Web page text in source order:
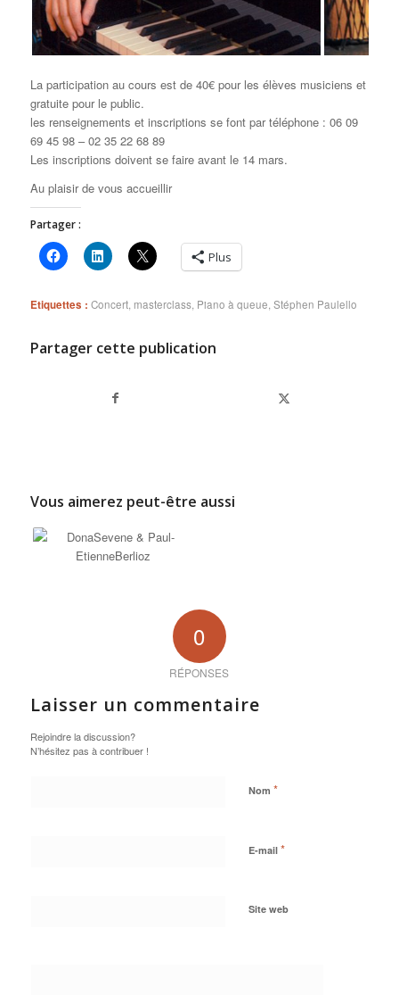
La participation au cours est de 40€ pour les élèves musiciens et
gratuite pour le public.
les renseignements et inscriptions se font par téléphone : 06 09
69 45 98 – 02 35 22 68 89
Les inscriptions doivent se faire avant le 14 mars.
Au plaisir de vous accueillir
Partager :
Plus
Etiquettes : Concert, masterclass, Piano à queue Stéphen Paulello
Partager cette publication
Vous aimerez peut-être aussi
0
RÉPONSES
Laisser un commentaire
Rejoindre la discussion?
N’hésitez pas à contribuer !
Nom *
E-mail *
Site web